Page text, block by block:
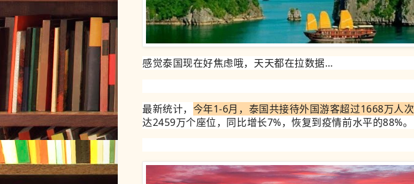
感觉泰国现在好焦虑哦，天天都在拉数据…
最新统计， 今年1-6月，泰国共接待外国游客超过1668万人次
达2459万个座位，同比增长7%，恢复到疫情前水平的88%。